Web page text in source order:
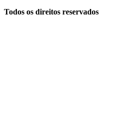
Todos os direitos reservados